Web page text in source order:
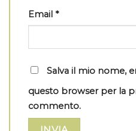
Email *
Salva il mio nome,
questo browser per la
commento.